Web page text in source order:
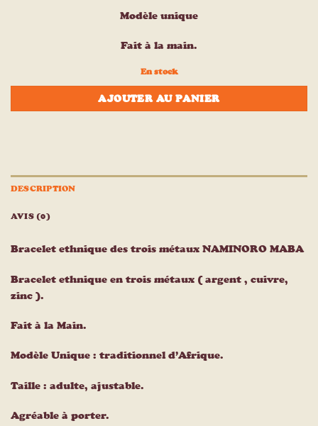
Modèle unique
Fait à la main.
En stock
AJOUTER AU PANIER
DESCRIPTION
AVIS (0)
Bracelet ethnique des trois métaux NAMINORO MABA
Bracelet ethnique en trois métaux ( argent , cuivre,
zinc ).
Fait à la Main.
Modèle Unique : traditionnel d’Afrique.
Taille : adulte, ajustable.
Agréable à porter.